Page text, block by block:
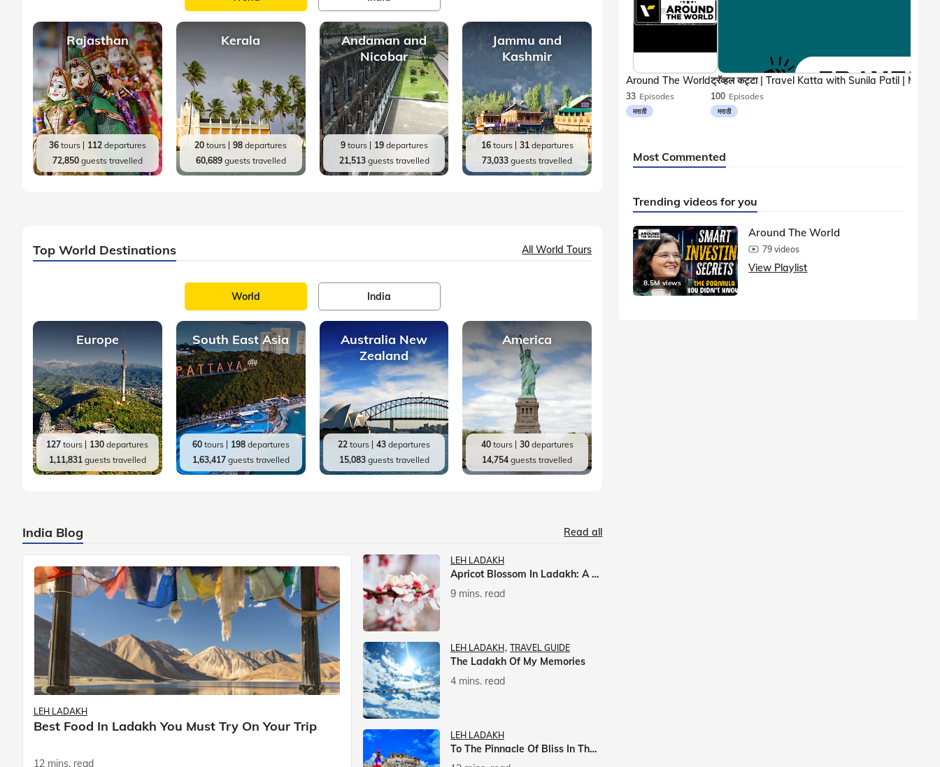
Rajasthan
36tours 112departures
72,850guests travelled
Kerala
20 tours 98 departures
60,689guests travelled
Andaman and
Nicobar
9tours 19departures
21,513guests travelled
Jammu and
Kashmir
16tours 31departures
73,033 guests travelled
Top World Destinations All World Tours
World India
Europe
127 tours 130 departures
1,11,831guests travelled
South East Asia
60tours 198departures
1,63,417guests travelled
Australia New
Zealand
22 tours 43 departures
15,083guests travelled
America
40tours 30departures
14,754 guests travelled
India Blog Read all
LEH LADAKH
Best Food In Ladakh You Must Try On Your Trip
12 mins. read
LEH LADAKH
Apricot Blossom In Ladakh: A Springtime Spectacle
9 mins. read
LEH LADAKH TRAVEL GUIDE
The Ladakh Of My Memories
4 mins. read
LEH LADAKH
To The Pinnacle Of Bliss In The Himalayas
33 Episodes
मराठी
Around The World
100 Episodes
मराठी
Most Commented
Trending videos for you
8.5M views
Around The World
79 videos
View Playlist